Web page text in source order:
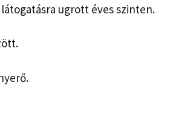
látogatásra ugrott éves szinten.